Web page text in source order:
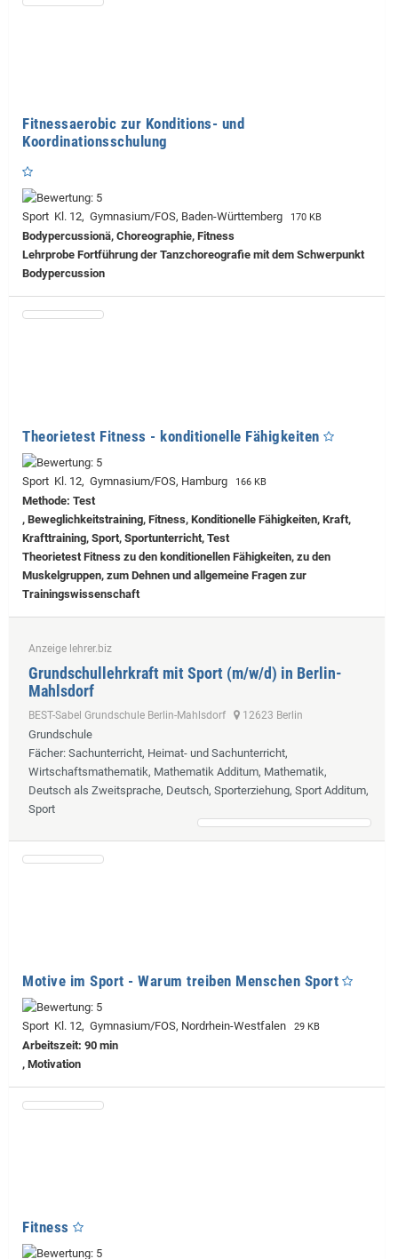
Fitnessaerobic zur Konditions- und
Koordinationsschulung
Sport Kl. 12, Gymnasium/FOS, Baden-Württemberg 170 KB
Bodypercussionä, Choreographie, Fitness
Lehrprobe Fortführung der Tanzchoreografie mit dem Schwerpunkt
Bodypercussion
Theorietest Fitness - konditionelle Fähigkeiten
Sport Kl. 12, Gymnasium/FOS, Hamburg 166 KB
Methode: Test
, Beweglichkeitstraining, Fitness, Konditionelle Fähigkeiten, Kraft,
Krafttraining, Sport, Sportunterricht, Test
Theorietest Fitness zu den konditionellen Fähigkeiten, zu den
Muskelgruppen, zum Dehnen und allgemeine Fragen zur
Trainingswissenschaft
Anzeige lehrer.biz
Grundschullehrkraft mit Sport (m/w/d) in Berlin-
Mahlsdorf
BEST-Sabel Grundschule Berlin-Mahlsdorf 12623 Berlin
Grundschule
Fächer: Sachunterricht, Heimat- und Sachunterricht,
Wirtschaftsmathematik, Mathematik Additum, Mathematik,
Deutsch als Zweitsprache, Deutsch, Sporterziehung, Sport Additum,
Sport
Motive im Sport - Warum treiben Menschen Sport
Sport Kl. 12, Gymnasium/FOS, Nordrhein-Westfalen 29 KB
Arbeitszeit: 90 min
, Motivation
Fitness